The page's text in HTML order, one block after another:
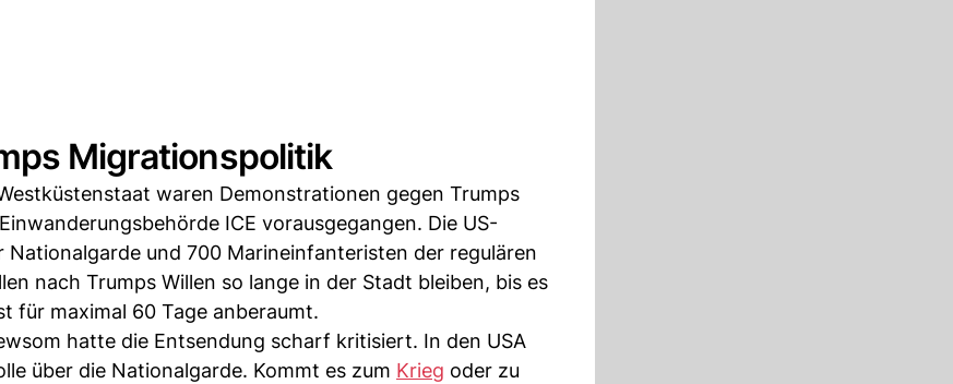
Migrationspolitik
waren Demonstrationen gegen Trumps
ICE vorausgegangen. Die US-
und 700 Marineinfanteristen der regulären
nach Trumps Willen so lange in der Stadt bleiben, bis es
für maximal 60 Tage anberaumt.
hatte die Entsendung scharf kritisiert. In den USA
über die Nationalgarde. Kommt es zum Krieg oder zu